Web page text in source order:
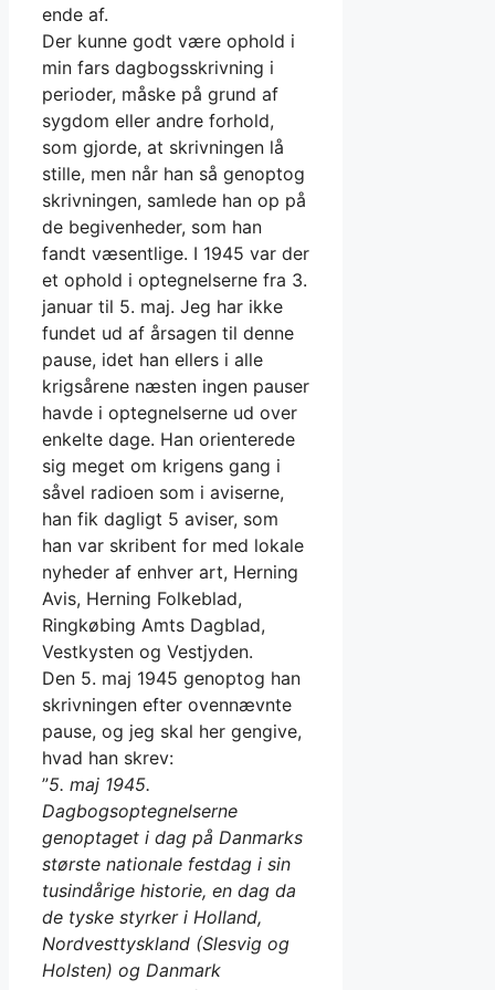
ende af.
Der kunne godt være ophold i
min fars dagbogsskrivning i
perioder, måske på grund af
sygdom eller andre forhold,
som gjorde, at skrivningen lå
stille, men når han så genoptog
skrivningen, samlede han op på
de begivenheder, som han
fandt væsentlige. I 1945 var der
et ophold i optegnelserne fra 3.
januar til 5. maj. Jeg har ikke
fundet ud af årsagen til denne
pause, idet han ellers i alle
krigsårene næsten ingen pauser
havde i optegnelserne ud over
enkelte dage. Han orienterede
sig meget om krigens gang i
såvel radioen som i aviserne,
han fik dagligt 5 aviser, som
han var skribent for med lokale
nyheder af enhver art, Herning
Avis, Herning Folkeblad,
Ringkøbing Amts Dagblad,
Vestkysten og Vestjyden.
Den 5. maj 1945 genoptog han
skrivningen efter ovennævnte
pause, og jeg skal her gengive,
hvad han skrev:
”5. maj 1945.
Dagbogsoptegnelserne
genoptaget i dag på Danmarks
største nationale festdag i sin
tusindårige historie, en dag da
de tyske styrker i Holland,
Nordvesttyskland (Slesvig og
Holsten) og Danmark